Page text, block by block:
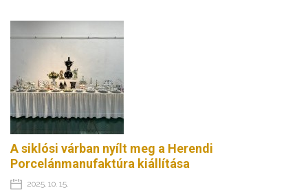
A siklósi várban nyílt meg a Herendi
Porcelánmanufaktúra kiállítása
2025. 10. 15.